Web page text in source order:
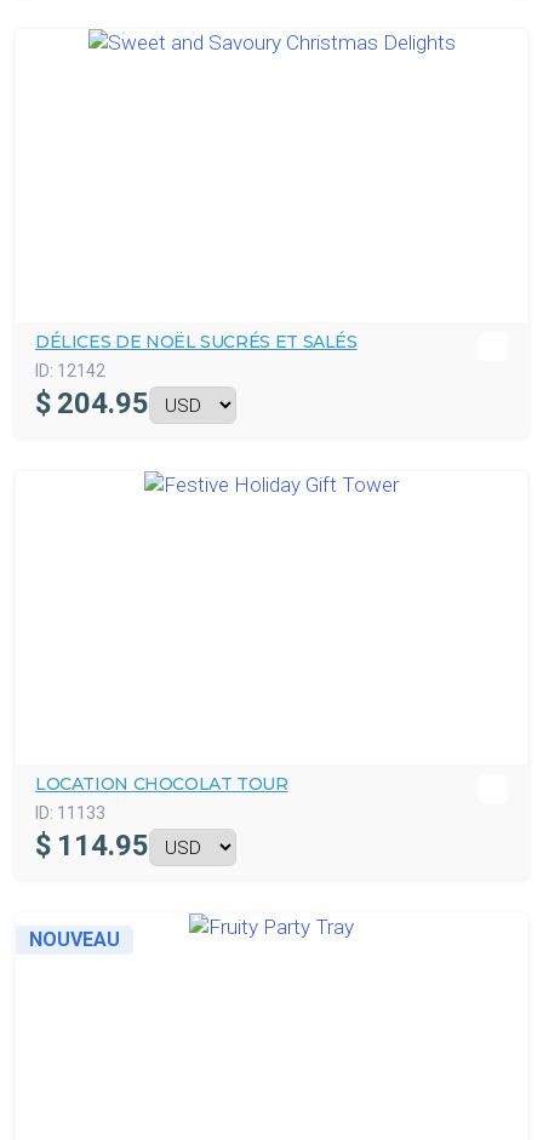
DÉLICES DE NOËL SUCRÉS ET SALÉS
ID: 12142
$ 204.95
LOCATION CHOCOLAT TOUR
ID: 11133
$ 114.95
NOUVEAU